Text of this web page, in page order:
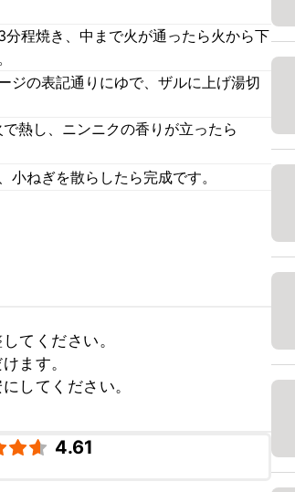
程焼き、中まで火が通ったら火から下
ジの表記通りにゆで、ザルに上げ湯切
熱し、ニンニクの香りが立ったら
ねぎを散らしたら完成です。
てください。
ます。
してください。
4.61